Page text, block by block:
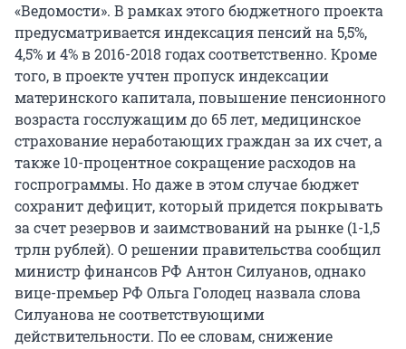
«Ведомости». В рамках этого бюджетного проекта
предусматривается индексация пенсий на 5,5%,
4,5% и 4% в 2016-2018 годах соответственно. Кроме
того, в проекте учтен пропуск индексации
материнского капитала, повышение пенсионного
возраста госслужащим до 65 лет, медицинское
страхование неработающих граждан за их счет, а
также 10-процентное сокращение расходов на
госпрограммы. Но даже в этом случае бюджет
сохранит дефицит, который придется покрывать
за счет резервов и заимствований на рынке (1-1,5
трлн рублей). О решении правительства сообщил
министр финансов РФ Антон Силуанов, однако
вице-премьер РФ Ольга Голодец назвала слова
Силуанова не соответствующими
действительности. По ее словам, снижение